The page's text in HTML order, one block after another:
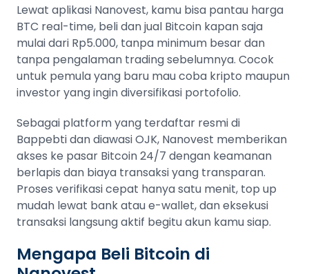
Lewat aplikasi Nanovest, kamu bisa pantau harga
BTC real-time, beli dan jual Bitcoin kapan saja
mulai dari Rp5.000, tanpa minimum besar dan
tanpa pengalaman trading sebelumnya. Cocok
untuk pemula yang baru mau coba kripto maupun
investor yang ingin diversifikasi portofolio.
Sebagai platform yang terdaftar resmi di
Bappebti dan diawasi OJK, Nanovest memberikan
akses ke pasar Bitcoin 24/7 dengan keamanan
berlapis dan biaya transaksi yang transparan.
Proses verifikasi cepat hanya satu menit, top up
mudah lewat bank atau e-wallet, dan eksekusi
transaksi langsung aktif begitu akun kamu siap.
Mengapa Beli Bitcoin di